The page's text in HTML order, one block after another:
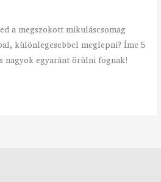
a megszokott mikuláscsomag
különlegesebbel meglepni?​ Íme 5
nagyok egyaránt örülni fognak!​